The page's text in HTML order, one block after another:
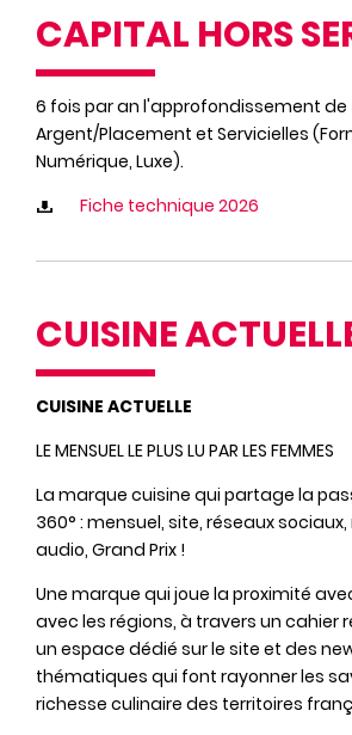
CAPITAL HORS
6 fois par an l'approfondissement
Argent/Placement et Servicielles
Numérique, Luxe).
Fiche technique 2026
CUISINE
CUISINE ACTUELLE
LE MENSUEL LE PLUS LU PAR LES FEMMES
La marque cuisine qui partage la
360° : mensuel, site, réseaux
audio, Grand Prix !
Une marque qui joue la proximité
avec les régions, à travers un cahier
un espace dédié sur le site et des
thématiques qui font rayonner les
richesse culinaire des territoires